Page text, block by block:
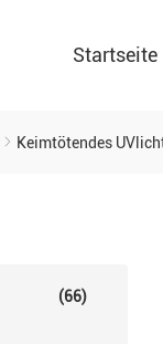
Startseite
Keimtötendes
(66)